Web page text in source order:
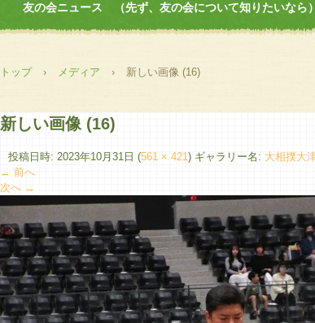
友の会ニュース （先ず、友の会について知りたいなら）
トップ › メディア › 新しい画像 (16)
新しい画像 (16)
投稿日時: 2023年10月31日 (561 × 421) ギャラリー名: 大相撲大
← 前へ
次へ →